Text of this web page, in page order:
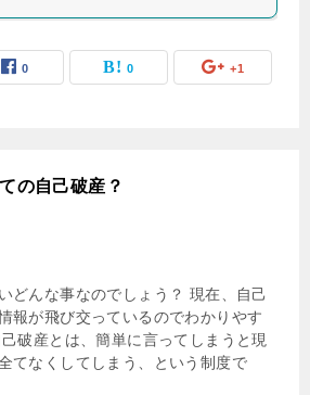
0 0 +1
の自己破産？
どんな事なのでしょう？ 現在、自己
報が飛び交っているのでわかりやす
破産とは、簡単に言ってしまうと現
てなくしてしまう、という制度で